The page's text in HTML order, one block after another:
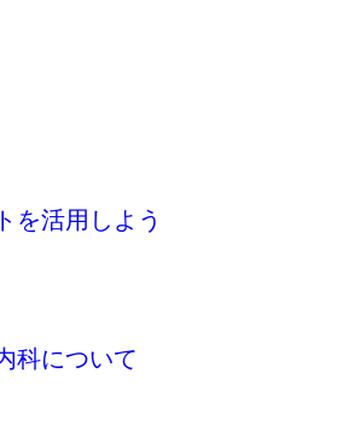
を活用しよう
科について